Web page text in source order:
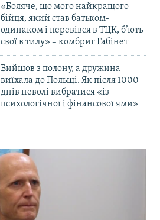
«Боляче, що мого найкращого
бійця, який став батьком-
одинаком і перевівся в ТЦК, б’ють
свої в тилу» – комбриг Габінет
Вийшов з полону, а дружина
виїхала до Польщі. Як після 1000
днів неволі вибратися «із
психологічної і фінансової ями»